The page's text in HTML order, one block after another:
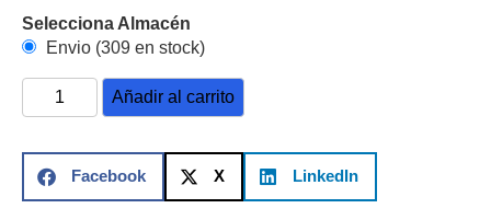
Conectores
Adaptador
a
RCA
Audio
VideoCable
Coaxial y
ConectoresCables
Selecciona Almacén
Envio (309 en stock)
Añadir al carrito
Facebook X LinkedIn